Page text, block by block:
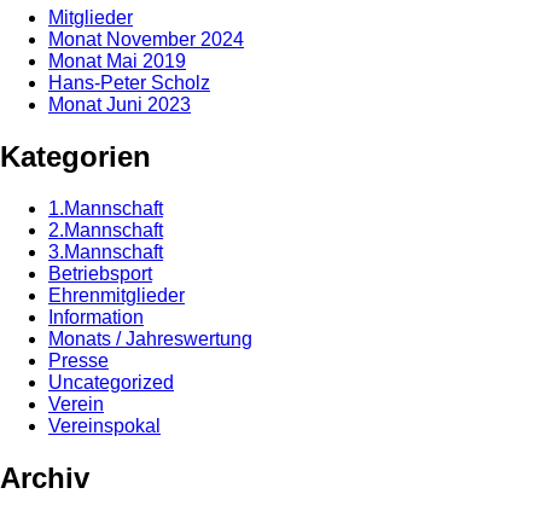
Mitglieder
Monat November 2024
Monat Mai 2019
Hans-Peter Scholz
Monat Juni 2023
Kategorien
1.Mannschaft
2.Mannschaft
3.Mannschaft
Betriebsport
Ehrenmitglieder
Information
Monats / Jahreswertung
Presse
Uncategorized
Verein
Vereinspokal
Archiv